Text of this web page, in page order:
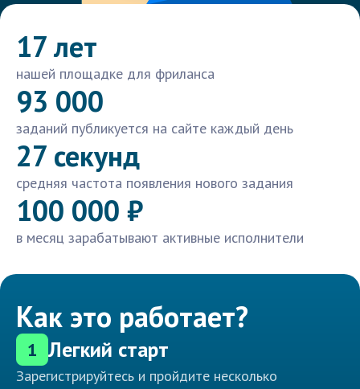
17 лет
нашей площадке для фриланса
93 000
заданий публикуется на сайте каждый день
27 секунд
средняя частота появления нового задания
100 000 ₽
в месяц зарабатывают активные исполнители
Как это работает?
1 Легкий старт
Зарегистрируйтесь и пройдите несколько